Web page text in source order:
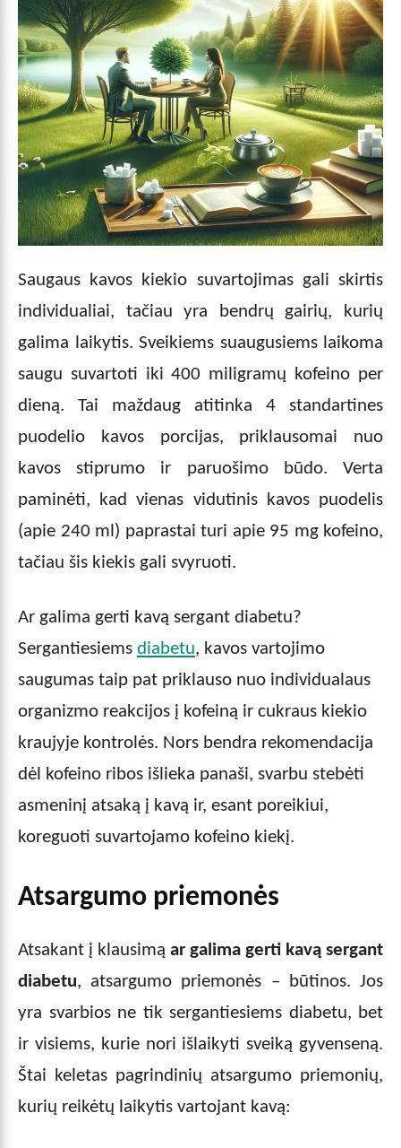
Saugaus kavos kiekio suvartojimas gali skirtis
individualiai, tačiau yra bendrų gairių, kurių
galima laikytis. Sveikiems suaugusiems laikoma
saugu suvartoti iki 400 miligramų kofeino per
dieną. Tai maždaug atitinka 4 standartines
puodelio kavos porcijas, priklausomai nuo
kavos stiprumo ir paruošimo būdo. Verta
paminėti, kad vienas vidutinis kavos puodelis
(apie 240 ml) paprastai turi apie 95 mg kofeino,
tačiau šis kiekis gali svyruoti.
Ar galima gerti kavą sergant diabetu?
Sergantiesiems diabetu, kavos vartojimo
saugumas taip pat priklauso nuo individualaus
organizmo reakcijos į kofeiną ir cukraus kiekio
kraujyje kontrolės. Nors bendra rekomendacija
dėl kofeino ribos išlieka panaši, svarbu stebėti
asmeninį atsaką į kavą ir, esant poreikiui,
koreguoti suvartojamo kofeino kiekį.
Atsargumo priemonės
Atsakant į klausimą ar galima gerti kavą sergant
diabetu, atsargumo priemonės – būtinos. Jos
yra svarbios ne tik sergantiesiems diabetu, bet
ir visiems, kurie nori išlaikyti sveiką gyvenseną.
Štai keletas pagrindinių atsargumo priemonių,
kurių reikėtų laikytis vartojant kavą: